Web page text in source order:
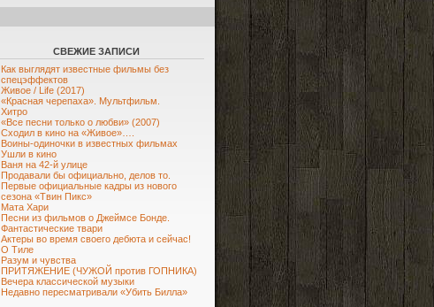
СВЕЖИЕ ЗАПИСИ
Как выглядят известные фильмы без
спецэффектов
Живое / Life (2017)
«Красная черепаха». Мультфильм.
Хитро
«Все песни только о любви» (2007)
Сходил в кино на «Живое»….
Воины-одиночки в известных фильмах
Ушли в кино
Ваня на 42-й улице
Продавали бы официально, делов то.
Первые официальные кадры из нового
сезона «Твин Пикс»
Мата Хари
Песни из фильмов о Джеймсе Бонде.
Фантастические твари
Актеры во время своего дебюта и сейчас!
О Тиле
Разум и чувства
ПРИТЯЖЕНИЕ (ЧУЖОЙ против ГОПНИКА)
Вечера классической музыки
Недавно пересматривали «Убить Билла»